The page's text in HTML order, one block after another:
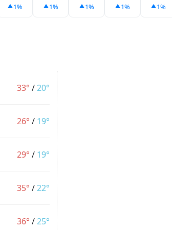
1% 1% 1% 1% 1%
33° /20°
26° / 19°
29° / 19°
35° /22°
36° /25°